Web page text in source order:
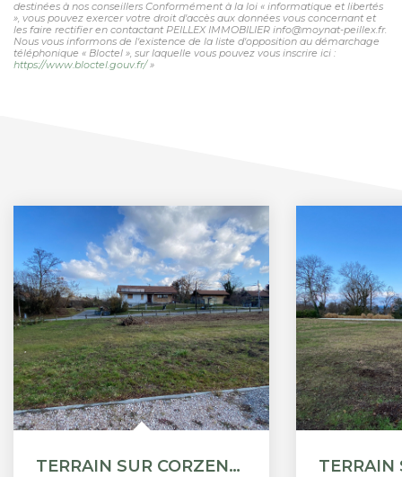
destinées à nos conseillers Conformément à la loi « informatique et libertés
», vous pouvez exercer votre droit d'accès aux données vous concernant et
les faire rectifier en contactant PEILLEX IMMOBILIER info@moynat-peillex.fr.
Nous vous informons de l'existence de la liste d'opposition au démarchage
téléphonique « Bloctel », sur laquelle vous pouvez vous inscrire ici :
https://www.bloctel.gouv.fr/»
TERRAIN SUR CORZENT (THONON) 485 M2.